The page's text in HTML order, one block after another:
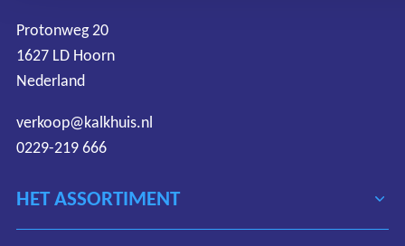
HET ASSORTIMENT
Protonweg 20
1627 LD Hoorn
Nederland
verkoop@kalkhuis.nl
0229-219 666